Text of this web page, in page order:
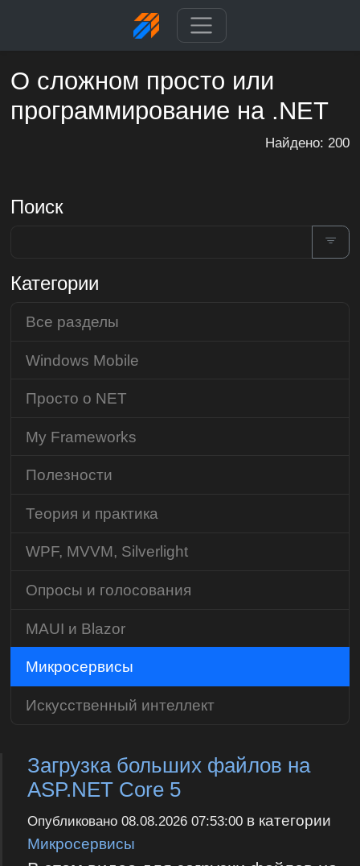
О сложном просто или
программирование на .NET
Найдено: 200
Загрузка больших файлов на
ASP.NET Core 5
Опубликовано 08.08.2026 07:53:00в категории
Микросервисы
Поиск
Категории
Все разделы
Windows Mobile
Просто о NET
My Frameworks
Полезности
Теория и практика
WPF, MVVM, Silverlight
Опросы и голосования
MAUI и Blazor
Микросервисы
Искусственный интеллект